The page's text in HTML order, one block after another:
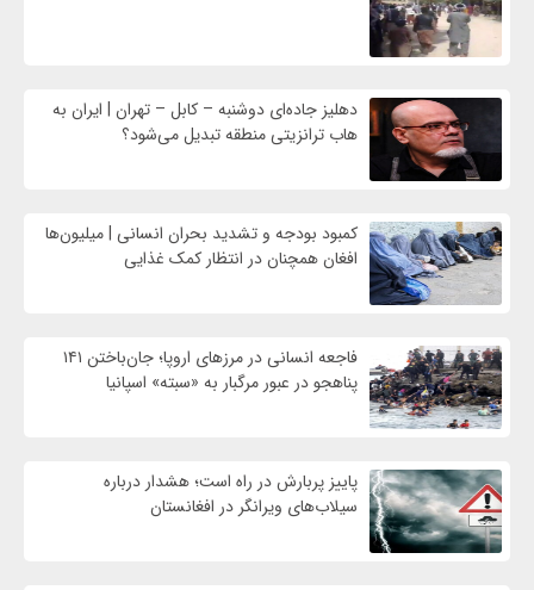
دهلیز جاده‌ای دوشنبه – کابل – تهران | ایران به
هاب ترانزیتی منطقه تبدیل می‌شود؟
کمبود بودجه و تشدید بحران انسانی | میلیون‌ها
افغان همچنان در انتظار کمک غذایی
فاجعه انسانی در مرزهای اروپا؛ جان‌باختن ۱۴۱
پناهجو در عبور مرگبار به «سبته» اسپانیا
پاییز پربارش در راه است؛ هشدار درباره
سیلاب‌های ویرانگر در افغانستان